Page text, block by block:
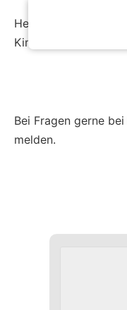
Herzliche
Kinder!
Bei Fragen gerne
melden.